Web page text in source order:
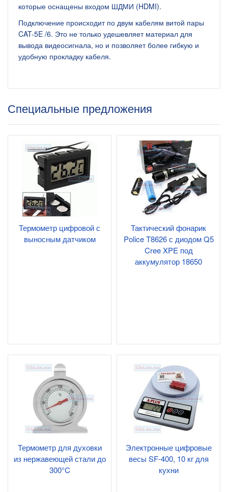
которые оснащены входом ШДМИ (HDMI).
Подключение происходит по двум кабелям витой пары
CAT-5E /6. Это не только удешевляет материал для
вывода видеосигнала, но и позволяет более гибкую и
удобную прокладку кабеля.
Специальные предложения
Термометр цифровой с
выносным датчиком
Тактический фонарик
Police T8626 с диодом Q5
Cree XPE под
аккумулятор 18650
Термометр для духовки
из нержавеющей стали до
300°C
Электронные цифровые
весы SF-400, 10 кг для
кухни